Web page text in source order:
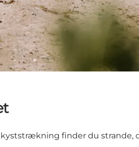
finder du strande,